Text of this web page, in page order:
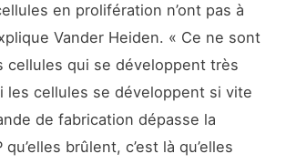
en prolifération n’ont pas à
Vander Heiden. « Ce ne sont
cellules qui se développent très
les cellules se développent si vite
de fabrication dépasse la
qu’elles brûlent, c’est là qu’elles